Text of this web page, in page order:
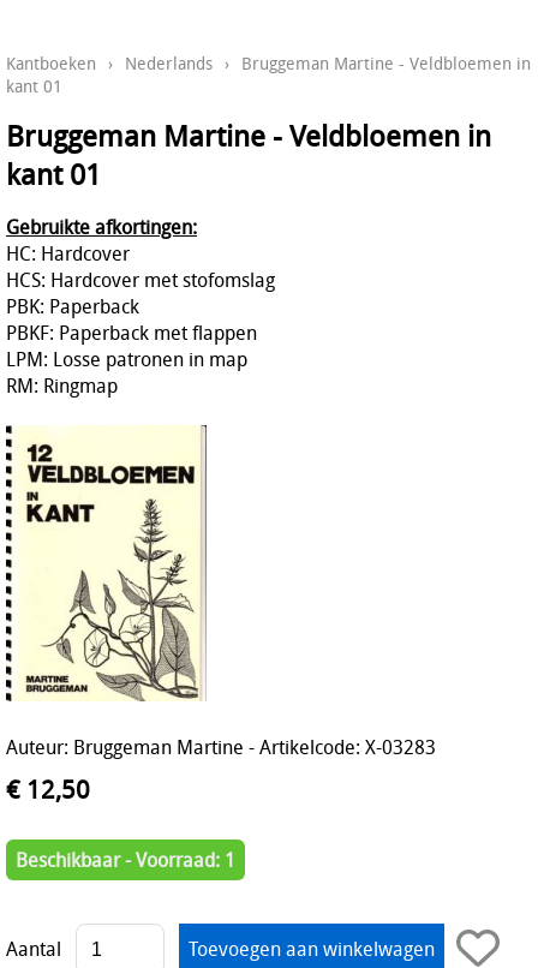
Kantboeken › Nederlands › Bruggeman Martine - Veldbloemen in
kant 01
Bruggeman Martine - Veldbloemen in
kant 01
Gebruikte afkortingen:
HC: Hardcover
HCS: Hardcover met stofomslag
PBK: Paperback
PBKF: Paperback met flappen
LPM: Losse patronen in map
RM: Ringmap
Auteur: Bruggeman Martine - Artikelcode: X-03283
€ 12,50
Beschikbaar - Voorraad: 1
Aantal